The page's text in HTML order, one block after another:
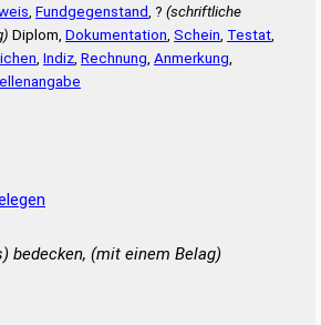
Fundgegenstand , ? (schriftliche
Diplom, Dokumentation Schein Testat
Indiz Rechnung Anmerkung
bedecken, (mit einem Belag)